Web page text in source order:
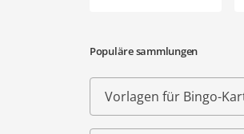
Populäre sammlungen
Vorlagen für Bingo-